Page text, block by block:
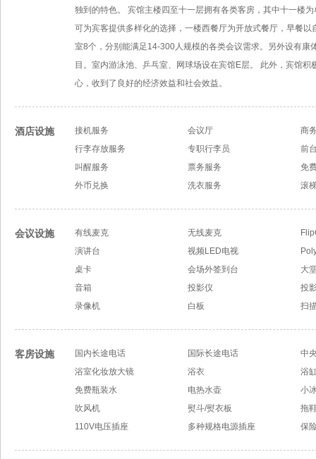
独到的特色。 宾馆主楼四至十一层拥有各类客房，其中十一楼
可为宾客提供多样化的选择，一楼西餐厅为开放式餐厅，早餐
室8个，分别能满足14-300人规模的各类会议需求。另外设有
目。室内游泳池、乒乓室、网球场设在宾馆E层。 此外，宾馆
心，收到了良好的经济效益和社会效益。
酒店设施 接机服务 会议厅
商
行李存放服务
专职行李员
前
叫醒服务
票务服务
免
外币兑换
洗衣服务 滚
会议设施 有线麦克 无线麦克
演讲台
视频LED电视
桌卡
会场外签到台
大
音箱
投影仪
投
录像机
白板 扫
客房设施 国内长途电话 国际长途电话
中
浴室化妆放大镜
浴衣
浴
免费瓶装水
电热水壶
小
吹风机
熨斗/熨衣板
拖
110V电压插座
多种规格电源插座 保